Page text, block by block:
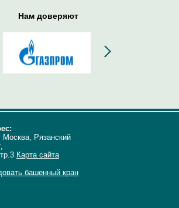
Нам доверяют
Москва, Рязанский
Карта сайта
башенный кран